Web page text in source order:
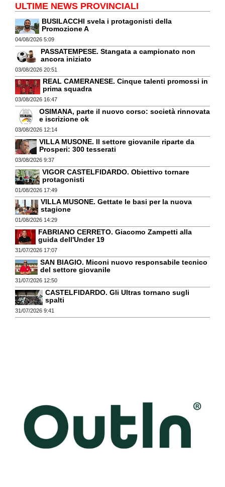
ULTIME NEWS PROVINCIALI
BUSILACCHI svela i protagonisti della
Promozione A
04/08/2026 5:09
PASSATEMPESE. Stangata a campionato non
ancora iniziato
03/08/2026 20:51
REAL CAMERANESE. Cinque talenti promossi in
prima squadra
03/08/2026 16:47
OSIMANA, parte il nuovo corso: società rinnovata
e iscrizione ok
03/08/2026 12:14
VILLA MUSONE. Il settore giovanile riparte da
Prosperi: 300 tesserati
03/08/2026 9:37
VIGOR CASTELFIDARDO. Obiettivo tornare
protagonisti
01/08/2026 17:49
VILLA MUSONE. Gettate le basi per la nuova
stagione
01/08/2026 14:29
FABRIANO CERRETO. Giacomo Zampetti alla
guida dell'Under 19
31/07/2026 17:07
SAN BIAGIO. Miconi nuovo responsabile tecnico
del settore giovanile
31/07/2026 12:50
CASTELFIDARDO. Gli Ultras tornano sugli
spalti
31/07/2026 9:41